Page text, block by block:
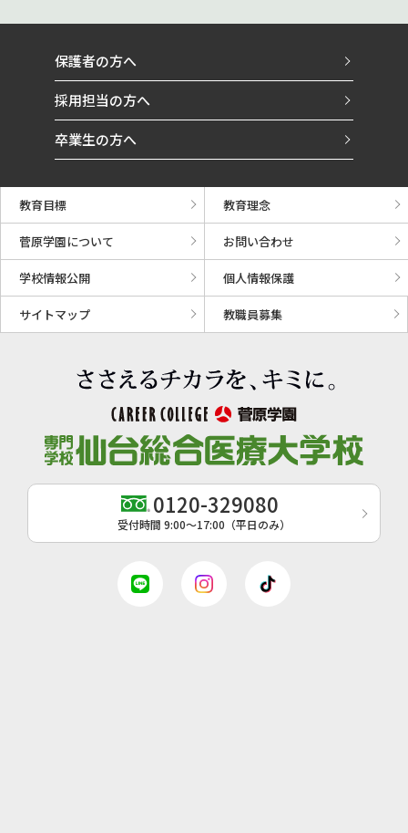
保護者の方へ
採用担当の方へ
卒業生の方へ
教育目標 教育理念
菅原学園について お問い合わせ
学校情報公開 個人情報保護
サイトマップ 教職員募集
0120-329080
受付時間 9:00〜17:00（平日のみ）